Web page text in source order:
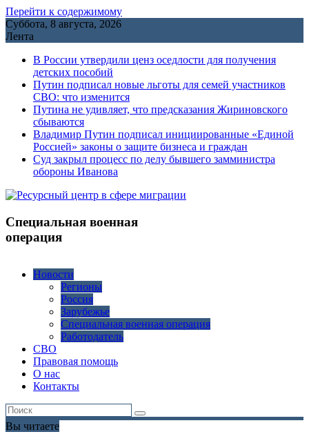
Перейти к содержимому
Суббота, 8 августа, 2026
Лента
В России утвердили ценз оседлости для получения
детских пособий
Путин подписал новые льготы для семей участников
СВО: что изменится
Путина не удивляет, что предсказания Жириновского
сбываются
Владимир Путин подписал инициированные «Единой
Россией» законы о защите бизнеса и граждан
Cуд закрыл процесс по делу бывшего замминистра
обороны Иванова
Специальная военная
операция
Новости
Регионы
Россия
Зарубежье
Специальная военная операция
Работодатель
СВО
Правовая помощь
О нас
Контакты
Вы читаете